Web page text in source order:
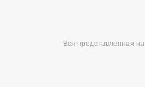
Вся представленная